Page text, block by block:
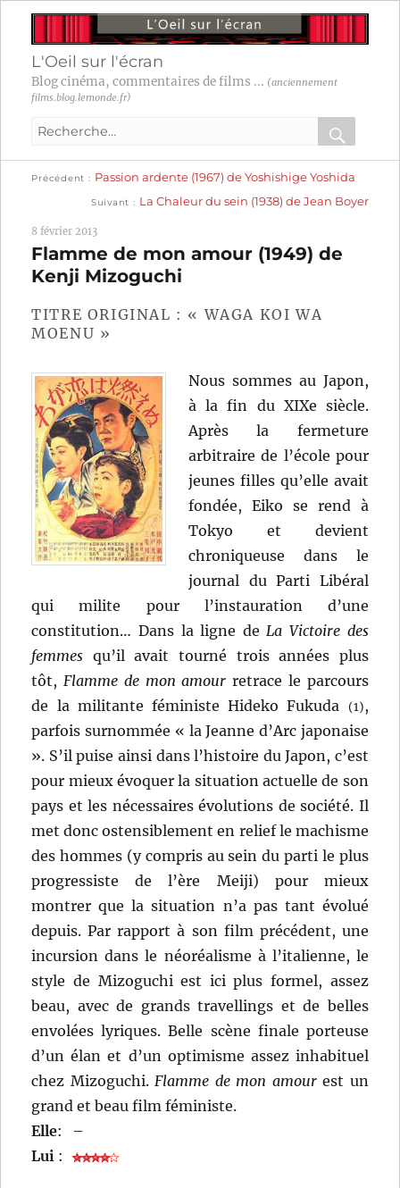
L'Oeil sur l'écran
Blog cinéma, commentaires de films ... (anciennement
films.blog.lemonde.fr)
Recherche
:
OK
Navigation
l’article
Précédent
précédente :
Passion ardente (1967) de Yoshishige Yoshida
Suivant
suivante :
La Chaleur du sein (1938) de Jean Boyer
8 février 2013
Flamme de mon amour (1949) de
Kenji Mizoguchi
TITRE ORIGINAL : « WAGA KOI WA
MOENU »
Nous sommes au Japon,
à la fin du XIXe siècle.
Après la fermeture
arbitraire de l’école pour
jeunes filles qu’elle avait
fondée, Eiko se rend à
Tokyo et devient
chroniqueuse dans le
journal du Parti Libéral
qui milite pour l’instauration d’une
constitution… Dans la ligne deLa Victoire des
femmes qu’il avait tourné trois années plus
tôt,Flamme de mon amour retrace le parcours
de la militante féministe Hideko Fukuda
(1),
parfois surnommée « la Jeanne d’Arc japonaise
». S’il puise ainsi dans l’histoire du Japon, c’est
pour mieux évoquer la situation actuelle de son
pays et les nécessaires évolutions de société. Il
met donc ostensiblement en relief le machisme
des hommes (y compris au sein du parti le plus
progressiste de l’ère Meiji) pour mieux
montrer que la situation n’a pas tant évolué
depuis. Par rapport à son film précédent, une
incursion dans le néoréalisme à l’italienne, le
style de Mizoguchi est ici plus formel, assez
beau, avec de grands travellings et de belles
envolées lyriques. Belle scène finale porteuse
d’un élan et d’un optimisme assez inhabituel
chez Mizoguchi.Flamme de mon amourest un
grand et beau film féministe.
Elle:
–
Lui :